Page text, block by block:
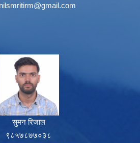
सुमन रिजाल
९८५७८७७०३८